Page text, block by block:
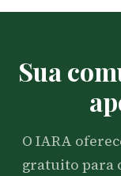
Sua
O IARA
gratuito para